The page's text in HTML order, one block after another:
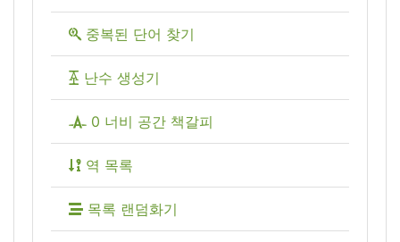
중복된 단어 찾기
난수 생성기
0 너비 공간 책갈피
역 목록
목록 랜덤화기